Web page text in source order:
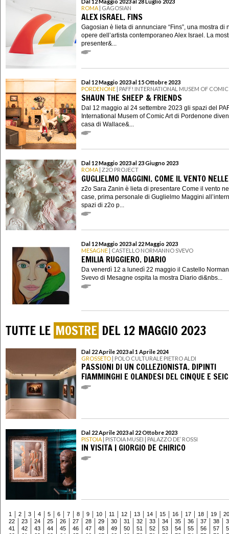
Dal 12 Maggio 2023 al 28 Luglio 2023
ROMA | GAGOSIAN
ALEX ISRAEL. FINS
Gagosian è lieta di annunciare “Fins”, una mostra di
opere dell’artista contemporaneo Alex Israel. La
presenter&...
Dal 12 Maggio 2023 al 15 Ottobre 2023
PORDENONE | PAFF! INTERNATIONAL MUSEM OF
SHAUN THE SHEEP & FRIENDS
Dal 12 maggio al 24 settembre 2023 gli spazi del
International Musem of Comic Art di Pordenone
casa di Wallace&...
Dal 12 Maggio 2023 al 23 Giugno 2023
ROMA | Z2O PROJECT
GUGLIELMO MAGGINI. COME IL VENTO
z2o Sara Zanin è lieta di presentare Come il vento
case, prima personale di Guglielmo Maggini
spazi di z2o p...
Dal 12 Maggio 2023 al 22 Maggio 2023
MESAGNE | CASTELLO NORMANNO SVEVO
EMILIA RUGGIERO. DIARIO
Da venerdì 12 a lunedì 22 maggio il Castello
Svevo di Mesagne ospita la mostra Diario di&nbs...
TUTTE LE MOSTRE DEL 12 MAGGIO 2023
Dal 22 Aprile 2023 al 1 Aprile 2024
GROSSETO | POLO CULTURALE PIETRO ALDI
PASSIONI DI UN COLLEZIONISTA. DIPINTI
FIAMMINGHI E OLANDESI DEL CINQUE E
Dal 22 Aprile 2023 al 22 Ottobre 2023
PISTOIA | PISTOIA MUSEI | PALAZZO DE’ ROSSI
IN VISITA | GIORGIO DE CHIRICO
1 2 3 4 5 6 7 8 9 10 11 12 13 14 15 16 17 18 19
20
22
23 24 25 26 27 28 29 30 31 32 33 34 35 36 37 38
41
42 43 44 45 46 47 48 49 50 51 52 53 54 55 56 57